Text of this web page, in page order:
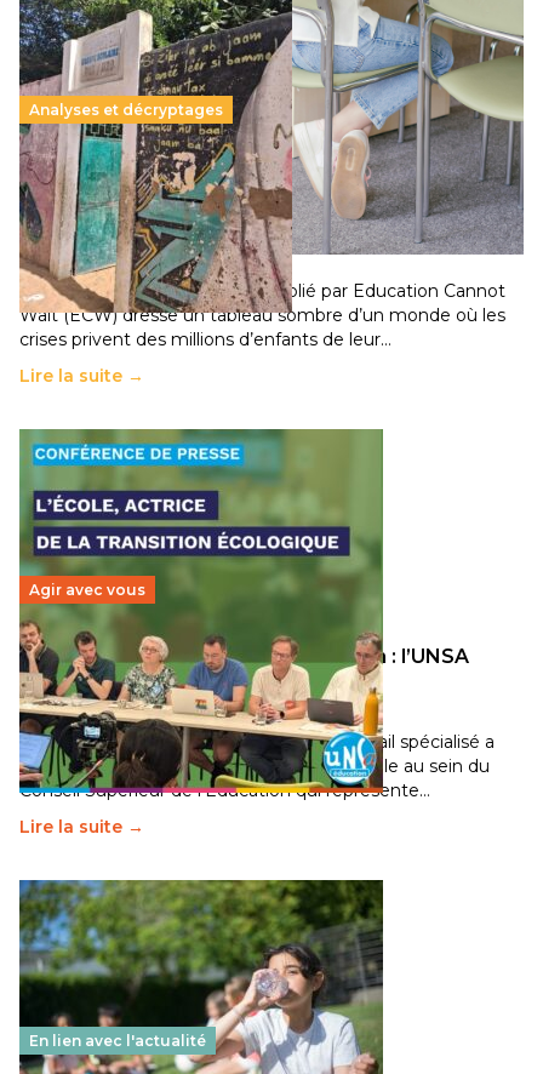
Analyses et décryptages
258 millions d’enfants victimes de la guerre, des
chocs climatiques et des déplacements de
population
11 juillet 2026- National
Un nouveau rapport mondial publié par Education Cannot
Wait (ECW) dresse un tableau sombre d’un monde où les
crises privent des millions d’enfants de leur…
Lire la suite →
Agir avec vous
Transition écologique de l’éducation : l’UNSA
Éducation fait bouger les lignes
30 juin 2026-National
Pendant plusieurs mois, un groupe de travail spécialisé a
travaillé sur la transition écologique de l’Ecole au sein du
Conseil Supérieur de l’Éducation qui représente…
Lire la suite →
En lien avec l'actualité